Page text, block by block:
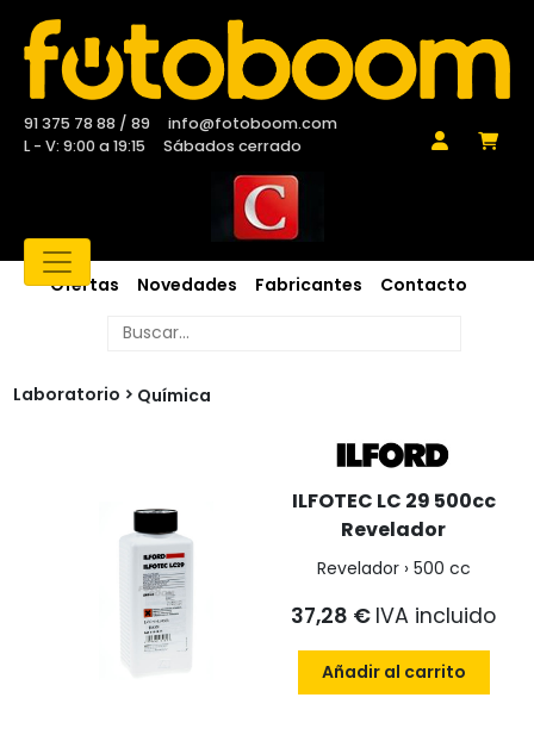
91 375 78 88 / 89
info@fotoboom.com
L - V: 9:00 a 19:15
Sábados cerrado
Ofertas Novedades Fabricantes Contacto
Laboratorio Química
ILFOTEC LC 29 500cc
Revelador
Revelador › 500 cc
37,28 € IVA incluido
Añadir al carrito